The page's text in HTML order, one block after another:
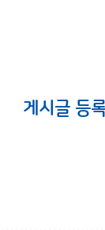
게시글 등